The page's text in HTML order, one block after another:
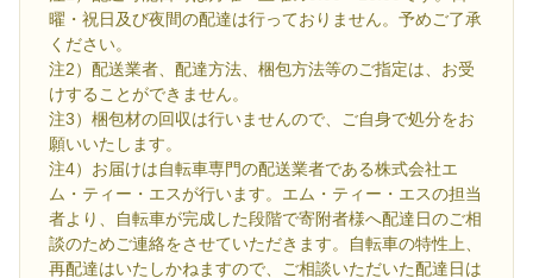
曜・祝日及び夜間の配達は行っておりません。予めご了承
ください。
注2）配送業者、配達方法、梱包方法等のご指定は、お受
けすることができません。
注3）梱包材の回収は行いませんので、ご自身で処分をお
願いいたします。
注4）お届けは自転車専門の配送業者である株式会社エ
ム・ティー・エスが行います。エム・ティー・エスの担当
者より、自転車が完成した段階で寄附者様へ配達日のご相
談のためご連絡をさせていただきます。自転車の特性上、
再配達はいたしかねますので、ご相談いただいた配達日は